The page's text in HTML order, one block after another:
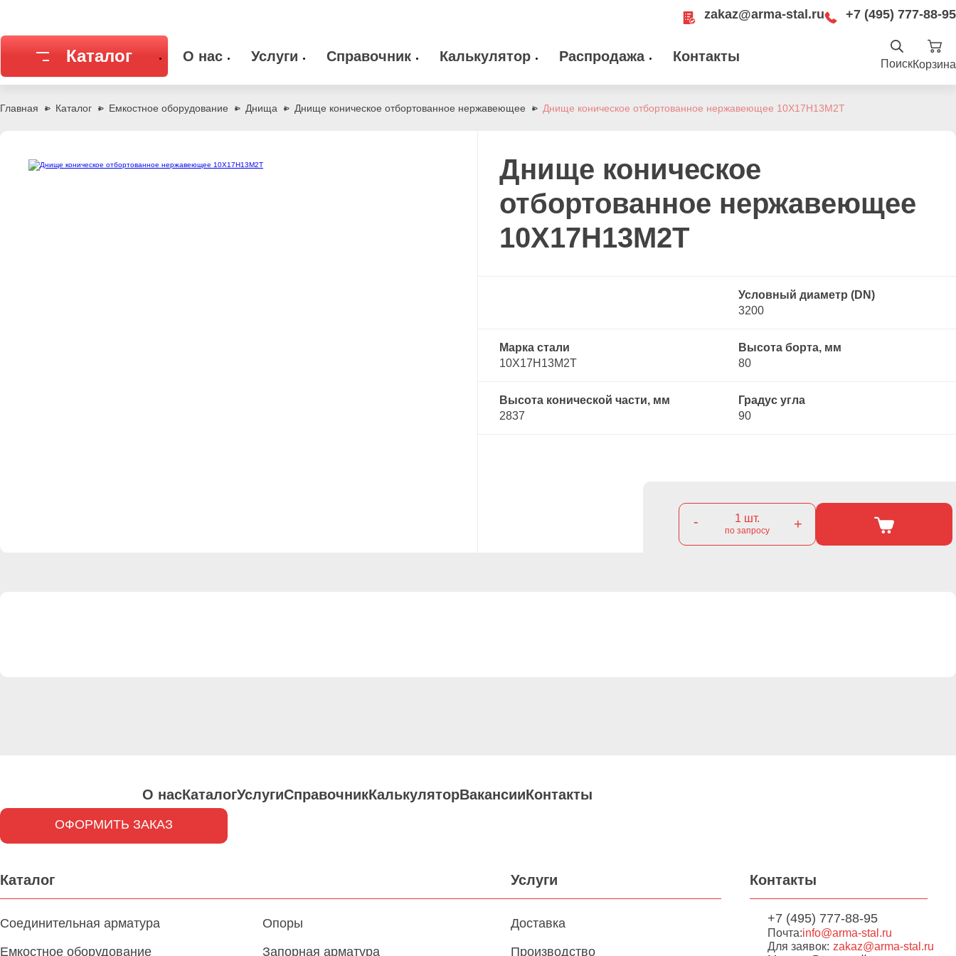
zakaz@arma-stal.ru +7 (495) 777-88-95
Каталог
Сварочные материалы
О нас Услуги Справочник Калькулятор Распродажа Контакты
zakaz@arma-stal.ru
ПоискКорзина
Главная Каталог Емкостное оборудование Днища Днище коническое отбортованное нержавеющее Днище коническое отбортованное нержавеющее 10Х17Н13М2Т
Днище коническое
отбортованное нержавеющее
10Х17Н13М2Т
Условный диаметр (DN)
3200
Марка стали
10Х17Н13М2Т
Высота борта, мм
80
Высота конической части, мм
2837
Градус угла
90
- 1 шт.
по запросу +
О насКаталогУслугиСправочникКалькуляторВакансииКонтакты
ОФОРМИТЬ ЗАКАЗ
Каталог
Соединительная арматура
Емкостное оборудование
Опоры
Запорная арматура
Услуги
Доставка
Производство
Контакты
+7 (495) 777-88-95
Почта:info@arma-stal.ru
Для заявок: zakaz@arma-stal.ru